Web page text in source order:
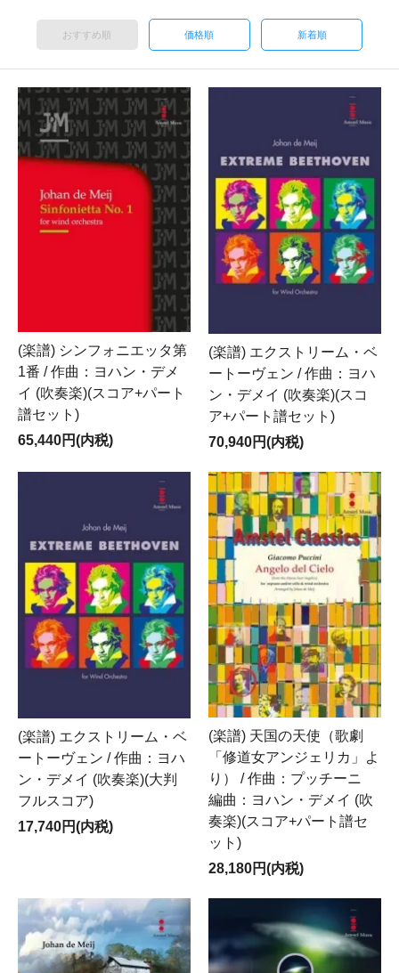
おすすめ順 価格順 新着順
(楽譜) シンフォニエッタ第
1番 / 作曲：ヨハン・デメ
イ (吹奏楽)(スコア+パート
譜セット)
65,440円(内税)
(楽譜) エクストリーム・ベ
ートーヴェン / 作曲：ヨハ
ン・デメイ (吹奏楽)(スコ
ア+パート譜セット)
70,940円(内税)
(楽譜) エクストリーム・ベ
ートーヴェン / 作曲：ヨハ
ン・デメイ (吹奏楽)(大判
フルスコア)
17,740円(内税)
(楽譜) 天国の天使（歌劇
「修道女アンジェリカ」よ
り） / 作曲：プッチーニ
編曲：ヨハン・デメイ (吹
奏楽)(スコア+パート譜セ
ット)
28,180円(内税)